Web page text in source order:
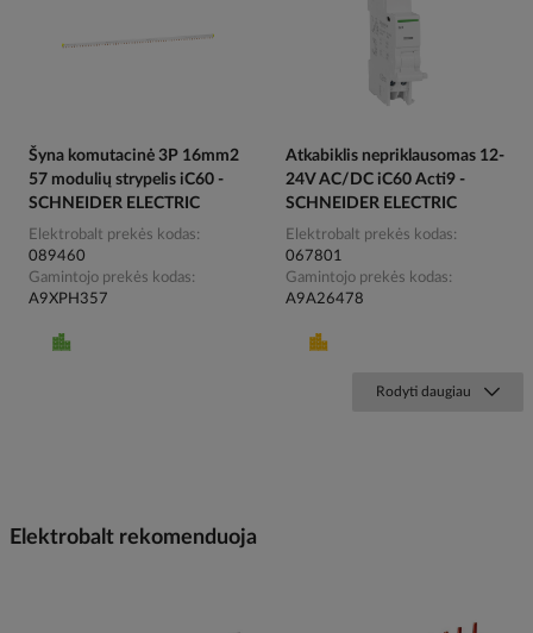
Šyna komutacinė 3P 16mm2
57 modulių strypelis iC60 -
SCHNEIDER ELECTRIC
Elektrobalt prekės kodas
089460
Gamintojo prekės kodas
A9XPH357
Atkabiklis nepriklausomas 12-
24V AC/DC iC60 Acti9 -
SCHNEIDER ELECTRIC
Elektrobalt prekės kodas
067801
Gamintojo prekės kodas
A9A26478
Rodyti daugiau
Elektrobalt rekomenduoja